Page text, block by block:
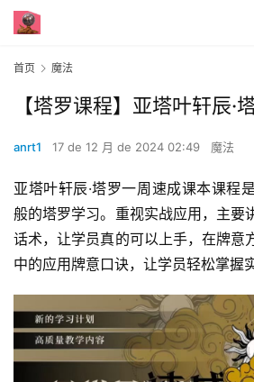
首页 魔法
【塔罗课程】亚塔叶轩辰·
anrt1 17 de 12 月 de 2024 02:49 魔法
亚塔叶轩辰·塔罗一周速成课本课程
般的塔罗学习。重视实战应用，主要
话术，让学员真的可以上手，在牌意
中的应用牌意口诀，让学员轻松掌握